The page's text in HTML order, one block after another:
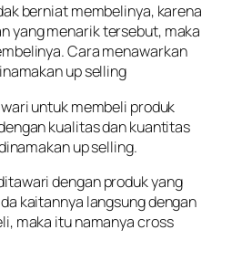
berniat membelinya, karena
yang menarik tersebut, maka
Cara menawarkan
up selling
untuk membeli produk
kualitas dan kuantitas
up selling.
dengan produk yang
kaitannya langsung dengan
maka itu namanya cross